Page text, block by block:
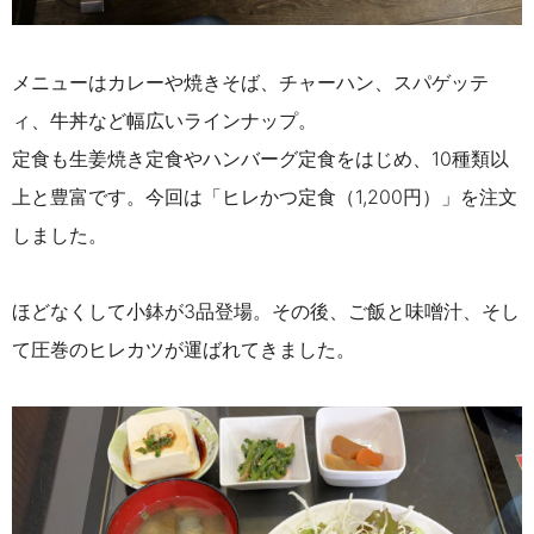
メニューはカレーや焼きそば、チャーハン、スパゲッテ
ィ、牛丼など幅広いラインナップ。
定食も生姜焼き定食やハンバーグ定食をはじめ、10種類以
上と豊富です。今回は「ヒレかつ定食（1,200円）」を注文
しました。
ほどなくして小鉢が3品登場。その後、ご飯と味噌汁、そし
て圧巻のヒレカツが運ばれてきました。